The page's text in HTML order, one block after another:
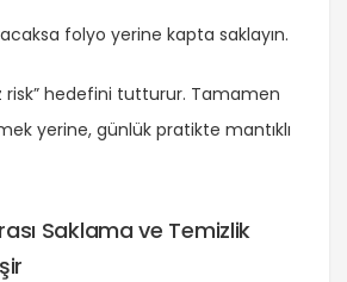
folyo yerine kapta saklayın.
risk” hedefini tutturur. Tamamen
yerine, günlük pratikte mantıklı
Saklama ve Temizlik